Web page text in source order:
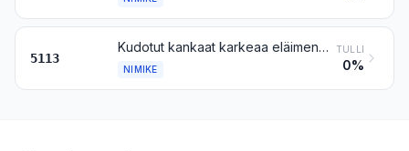
5113
Kudotut kankaat karkeaa eläimenkarvaa tai jouhta
NIMIKE
TULLI
0%